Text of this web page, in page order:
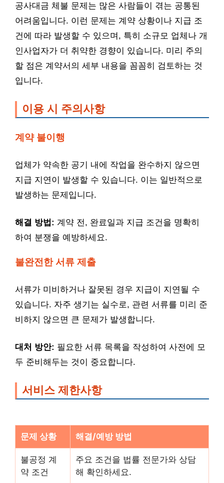
공사대금 체불 문제는 많은 사람들이 겪는 공통된
어려움입니다. 이런 문제는 계약 상황이나 지급 조
건에 따라 발생할 수 있으며, 특히 소규모 업체나 개
인사업자가 더 취약한 경향이 있습니다. 미리 주의
할 점은 계약서의 세부 내용을 꼼꼼히 검토하는 것
입니다.
이용 시 주의사항
계약 불이행
업체가 약속한 공기 내에 작업을 완수하지 않으면
지급 지연이 발생할 수 있습니다. 이는 일반적으로
발생하는 문제입니다.
해결 방법: 계약 전, 완료일과 지급 조건을 명확히
하여 분쟁을 예방하세요.
불완전한 서류 제출
서류가 미비하거나 잘못된 경우 지급이 지연될 수
있습니다. 자주 생기는 실수로, 관련 서류를 미리 준
비하지 않으면 큰 문제가 발생합니다.
대처 방안: 필요한 서류 목록을 작성하여 사전에 모
두 준비해두는 것이 중요합니다.
서비스 제한사항
문제 상황 해결/예방 방법
불공정 계
약 조건
주요 조건을 법률 전문가와 상담
해 확인하세요.